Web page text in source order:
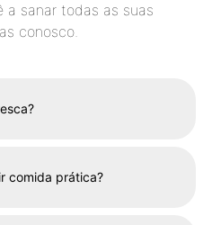
a sanar todas as suas
conosco.
comida prática?